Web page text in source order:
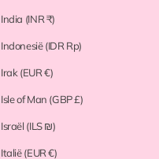
India (INR ₹)
Indonesië(IDR Rp)
Irak (EUR €)
Isle of Man (GBP £)
Israël (ILS ₪)
Italië(EUR €)